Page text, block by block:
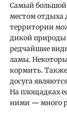
Самый большой
местом отдыха
территории
дикой природы
редчайшие
ламы.
кормить.
досуга
На площадках
ними — много